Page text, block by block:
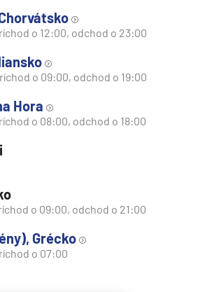
o 12:00, odchod o 23:00
o 09:00, odchod o 19:00
Hora
o 08:00, odchod o 18:00
o 09:00, odchod o 21:00
Grécko
o 07:00